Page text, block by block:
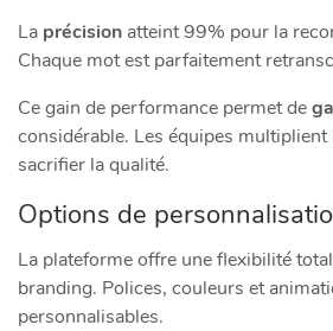
La précision atteint 99% pour la
Chaque mot est parfaitement
Ce gain de performance permet de
considérable. Les équipes
sacrifier la qualité.
Options de
La plateforme offre une flexibilité
branding. Polices, couleurs et
personnalisables.